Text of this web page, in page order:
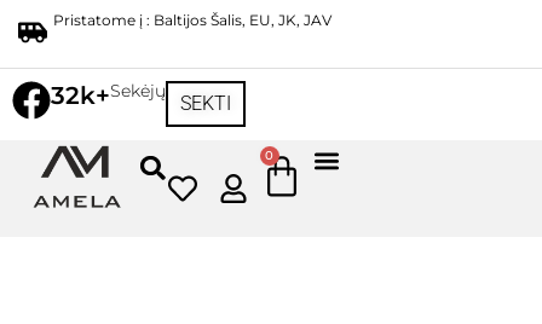
Pristatome į : Baltijos Šalis, EU, JK, JAV
32k+Sekėjų
SEKTI
0